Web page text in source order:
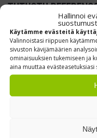
Hallinnoi
Käytämme evästeitä
Valinnoistasi riippuen
sivuston kävijämäärien
ominaisuuksien tukemiseen ja
aina muuttaa
TUTUSTU